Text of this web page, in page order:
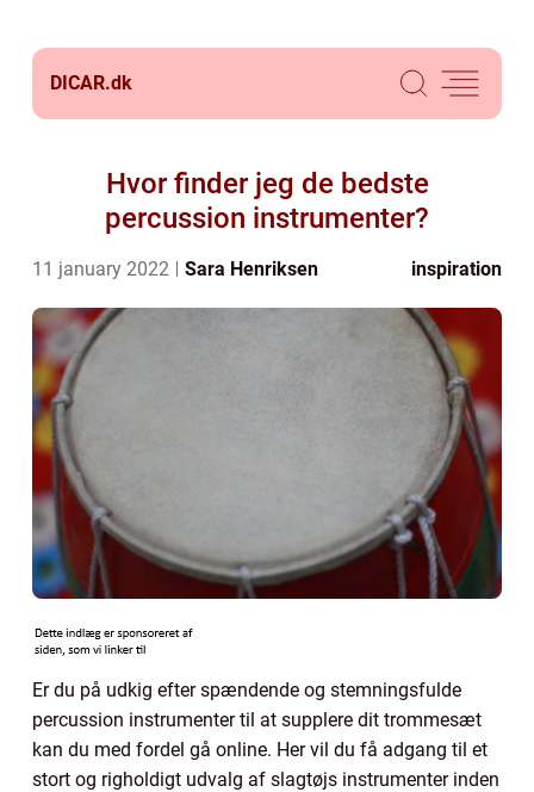
DICAR.dk
Hvor finder jeg de bedste
percussion instrumenter?
11 january 2022 Sara Henriksen inspiration
Er du på udkig efter spændende og stemningsfulde
percussion instrumenter til at supplere dit trommesæt
kan du med fordel gå online. Her vil du få adgang til et
stort og righoldigt udvalg af slagtøjs instrumenter inden